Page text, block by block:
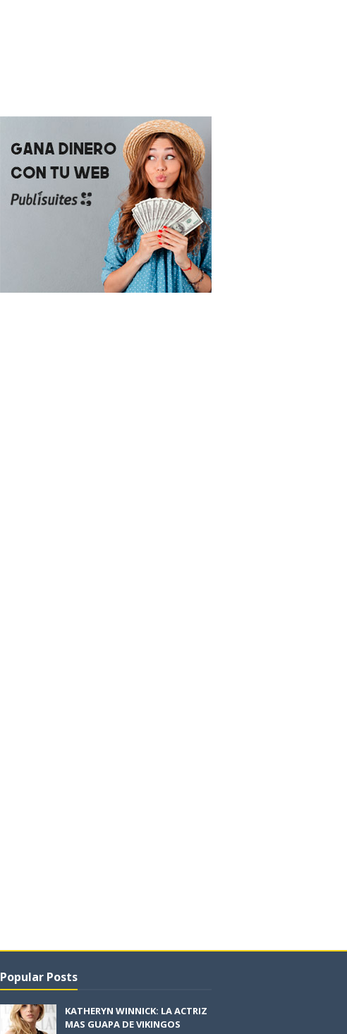
Popular Posts
KATHERYN WINNICK: LA ACTRIZ
MAS GUAPA DE VIKINGOS